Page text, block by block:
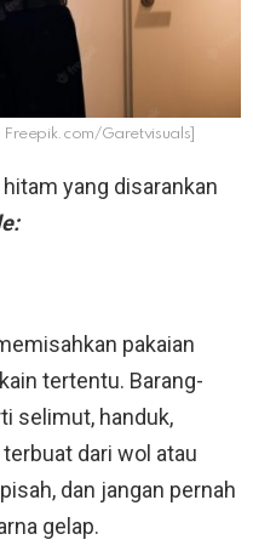
Freepik.com/Garetvisuals]
yang disarankan
pakaian
tertentu. Barang-
selimut, handuk,
dari wol atau
dan jangan pernah
gelap.